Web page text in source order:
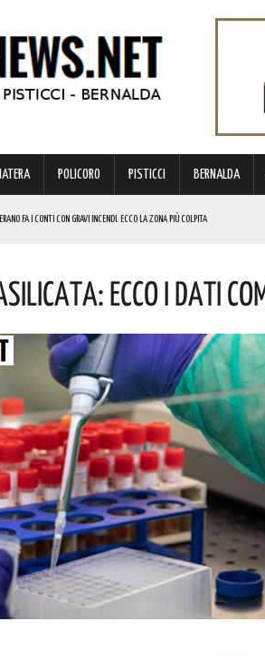
POLICORO PISTICCI BERNALDA
FA I CONTI CON GRAVI INCENDI. ECCO LA ZONA PIÙ COLPITA
GRANDI PERSONALITÀ DEL MATERANO: TUTTE METTERANNO A DISPOSIZIONE
FIORENTINA: IL GIOVANE TALENTO ARGENTINO HA ORIGINI LUCANE. I DETTAGLI
Ecco I Dati